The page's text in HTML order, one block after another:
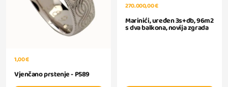
1,00 €
Vjenčano prstenje - P589
270.000,00 €
Marinići, uređen 3s+db, 96m2
s dva balkona, novija zgrada